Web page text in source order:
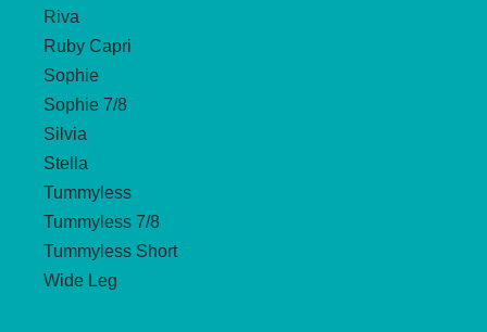
Riva
Ruby Capri
Sophie
Sophie 7/8
Silvia
Stella
Tummyless
Tummyless 7/8
Tummyless Short
Wide Leg